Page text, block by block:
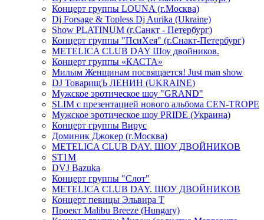
Концерт группы LOUNA (г.Москва)
Dj Forsage & Topless Dj Aurika (Ukraine)
Show PLATINUM (г.Санкт - Петербург)
Концерт группы "ПсиХея" (г.Снакт-Петербург)
METELICA CLUB DAY Шоу двойников.
Концерт группы «КАСТА»
Милым Женщинам посвящается! Just man show
DJ ТоварищЪ ЛЕНИН (UKRAINE)
Мужское эротическое шоу "GRAND"
SLIM с презентацией нового альбома CEN-TROPE
Мужское эротическое шоу PRIDE (Украина)
Концерт группы Вирус
Доминик Джокер (г.Москва)
METELICA CLUB DAY. ШОУ ДВОЙНИКОВ
ST1M
DVJ Bazuka
Концерт группы "Слот"
METELICA CLUB DAY. ШОУ ДВОЙНИКОВ
Концерт певицы Эльвира Т
Проект Malibu Breeze (Hungary)